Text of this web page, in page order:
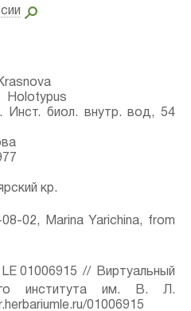
Holotypus
Инст. биол. внутр. вод, 54
кр.
02, Marina Yarichina, from
01006915 // Виртуальный
института им. В. Л.
01006915